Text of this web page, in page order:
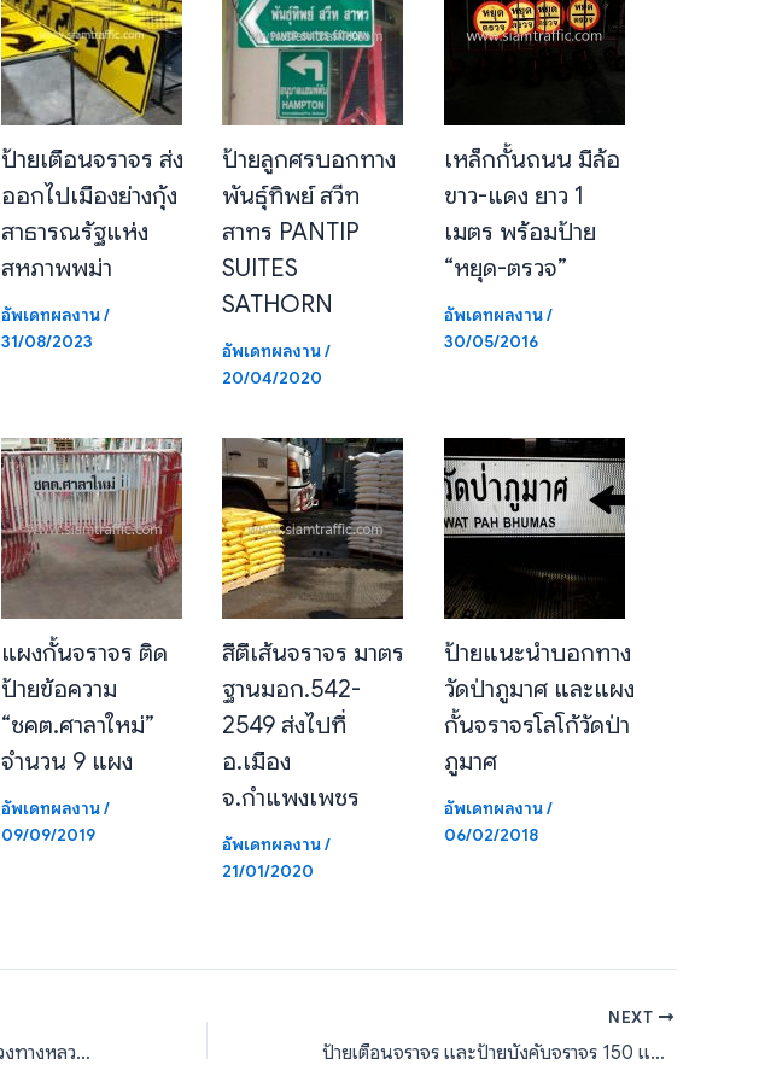
ป้ายเตือนจราจร ส่ง
ออกไปเมืองย่างกุ้ง
สาธารณรัฐแห่ง
สหภาพพม่า
อัพเดทผลงาน/
31/08/2023
ป้ายลูกศรบอกทาง
พันธุ์ทิพย์ สวีท
สาทร PANTIP
SUITES
SATHORN
อัพเดทผลงาน/
20/04/2020
เหล็กกั้นถนน มีล้อ
ขาว-แดง ยาว 1
เมตร พร้อมป้าย
“หยุด-ตรวจ”
อัพเดทผลงาน/
30/05/2016
แผงกั้นจราจร ติด
ป้ายข้อความ
“ชคต.ศาลาใหม่”
จำนวน 9 แผง
อัพเดทผลงาน/
09/09/2019
สีตีเส้นจราจร มาตร
ฐานมอก.542-
2549 ส่งไปที่
อ.เมือง
จ.กำแพงเพชร
อัพเดทผลงาน/
21/01/2020
ป้ายแนะนำบอกทาง
วัดป่าภูมาศ และแผง
กั้นจราจรโลโก้วัดป่า
ภูมาศ
อัพเดทผลงาน/
06/02/2018
งานจ้างเหมาทำการตีเส้นจราจร แขวงทางหลวงแพร่ ปริมาณ 5,005 ตรม.
NEXT
ป้ายเตือนจราจร และป้ายบังคับจราจร 150 แผ่น ส่งออกประเทศพม่า